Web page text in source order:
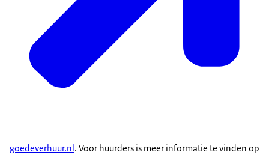
goedeverhuur.nl. Voor huurders is meer informatie te vinden op